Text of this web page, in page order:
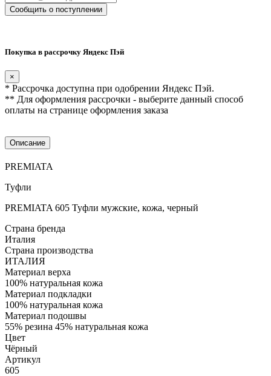
Сообщить о поступлении
Покупка в рассрочку Яндекс Пэй
×
* Рассрочка доступна при одобрении Яндекс Пэй.
** Для оформления рассрочки - выберите данный способ
оплаты на странице оформления заказа
Описание
PREMIATA
Туфли
PREMIATA 605 Туфли мужские, кожа, черный
Страна бренда
Италия
Страна производства
ИТАЛИЯ
Материал верха
100% натуральная кожа
Материал подкладки
100% натуральная кожа
Материал подошвы
55% резина 45% натуральная кожа
Цвет
Чёрный
Артикул
605